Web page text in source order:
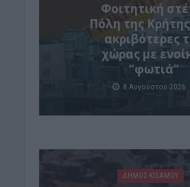
Φοιτητική
Πόλη της
ακριβότερες
χώρας με
“φωτιά”
8 Αυγούστου 2026
ΔΉΜΟΣ ΚΙΣΆΜΟΥ